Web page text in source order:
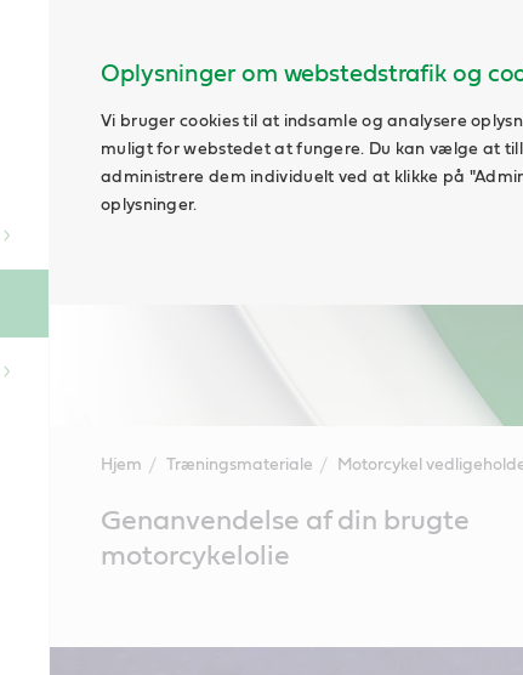
Oplysninger om webstedstrafik og
Vi bruger cookies til at indsamle og analysere
muligt for webstedet at fungere. Du kan vælge at
administrere dem individuelt ved at klikke på
oplysninger.
Hjem Træningsmateriale Motorcykel
ContentGenanvendelse af din brugte
motorcykelolie